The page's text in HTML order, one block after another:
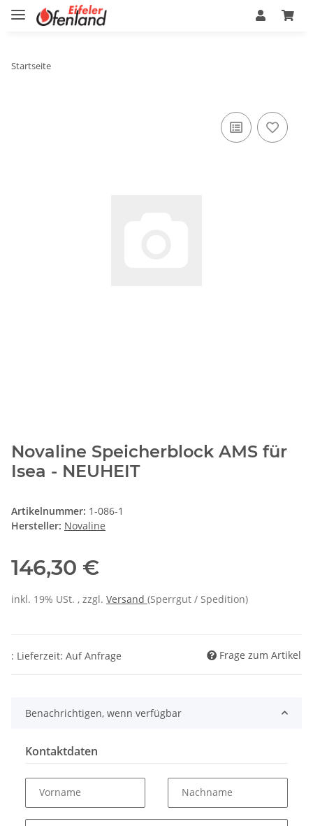
Startseite
Novaline Speicherblock AMS für
Isea - NEUHEIT
Artikelnummer: 1-086-1
Hersteller: Novaline
146,30 €
inkl. 19% USt. , zzgl. Versand (Sperrgut / Spedition)
: Lieferzeit: Auf Anfrage Frage zum Artikel
Benachrichtigen, wenn verfügbar
Kontaktdaten
Vorname Nachname